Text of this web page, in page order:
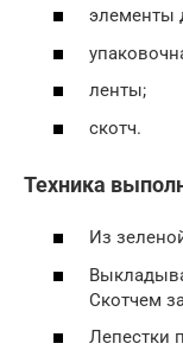
элементы
ленты;
скотч.
Техника
Из
Скотчем
Лепестки